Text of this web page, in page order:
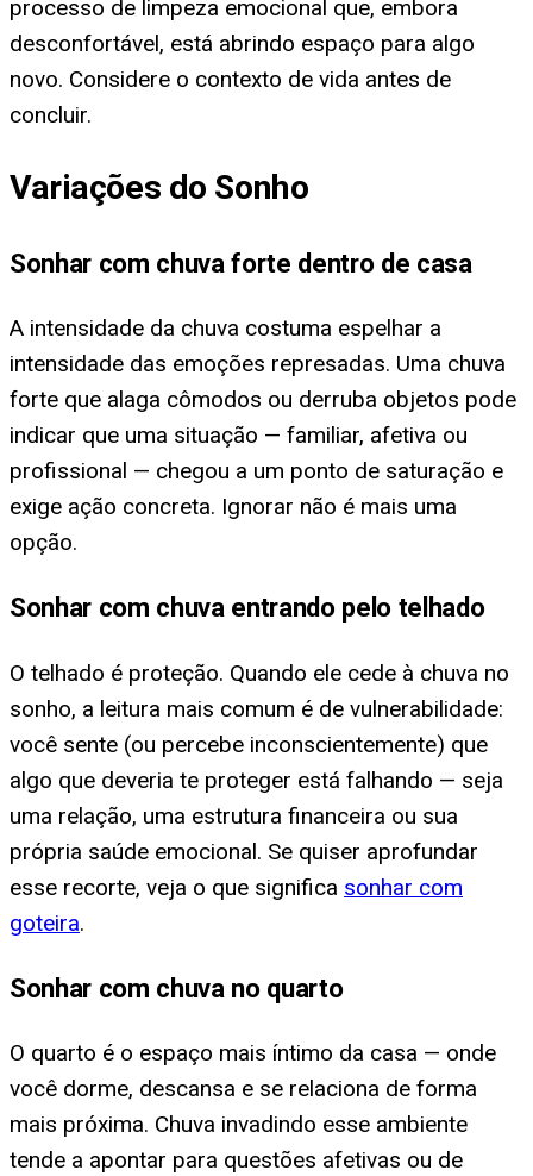
processo de limpeza emocional que, embora
desconfortável, está abrindo espaço para algo
novo. Considere o contexto de vida antes de
concluir.
Variações do Sonho
Sonhar com chuva forte dentro de casa
A intensidade da chuva costuma espelhar a
intensidade das emoções represadas. Uma chuva
forte que alaga cômodos ou derruba objetos pode
indicar que uma situação — familiar, afetiva ou
profissional — chegou a um ponto de saturação e
exige ação concreta. Ignorar não é mais uma
opção.
Sonhar com chuva entrando pelo telhado
O telhado é proteção. Quando ele cede à chuva no
sonho, a leitura mais comum é de vulnerabilidade:
você sente (ou percebe inconscientemente) que
algo que deveria te proteger está falhando — seja
uma relação, uma estrutura financeira ou sua
própria saúde emocional. Se quiser aprofundar
esse recorte, veja o que significa sonhar com
goteira.
Sonhar com chuva no quarto
O quarto é o espaço mais íntimo da casa — onde
você dorme, descansa e se relaciona de forma
mais próxima. Chuva invadindo esse ambiente
tende a apontar para questões afetivas ou de